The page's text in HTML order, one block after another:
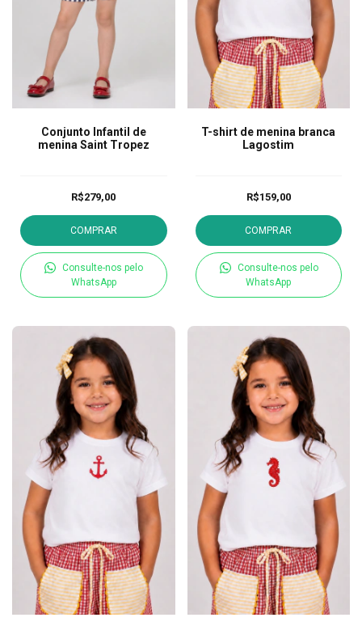
Conjunto Infantil de
menina Saint Tropez
R$279,00
COMPRAR
Consulte-nos pelo
WhatsApp
T-shirt de menina branca
Lagostim
R$159,00
COMPRAR
Consulte-nos pelo
WhatsApp